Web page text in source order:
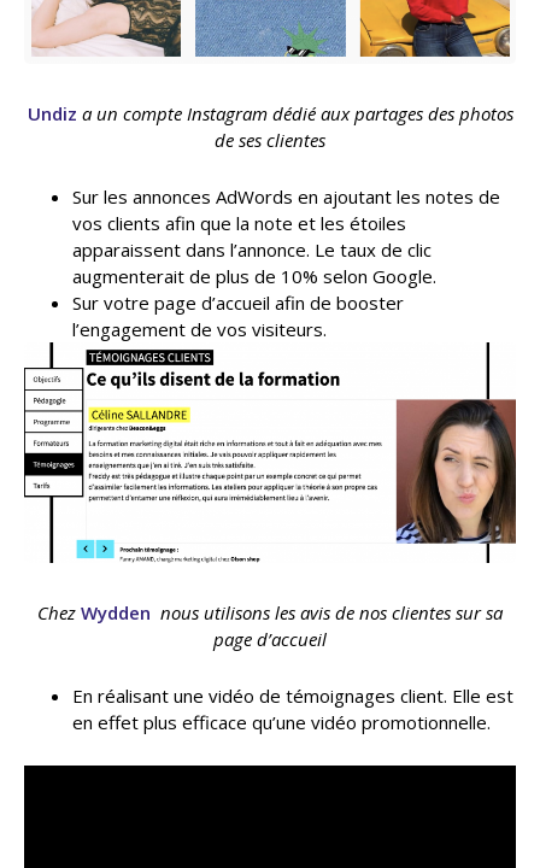
Undiz a un compte Instagram dédié aux partages des photos
de ses clientes
Sur les annonces AdWords en ajoutant les notes de
vos clients afin que la note et les étoiles
apparaissent dans l’annonce. Le taux de clic
augmenterait de plus de 10% selon Google.
Sur votre page d’accueil afin de booster
l’engagement de vos visiteurs.
Chez Wydden nous utilisons les avis de nos clientes sur sa
page d’accueil
En réalisant une vidéo de témoignages client. Elle est
en effet plus efficace qu’une vidéo promotionnelle.